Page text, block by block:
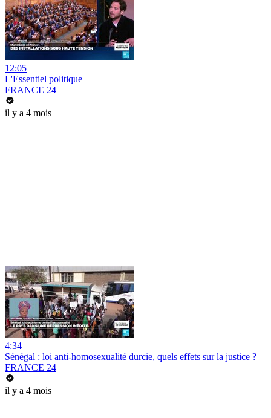
12:05
L'Essentiel politique
FRANCE 24
il y a 4 mois
4:34
Sénégal : loi anti-homosexualité durcie, quels effets sur la justice ?
FRANCE 24
il y a 4 mois